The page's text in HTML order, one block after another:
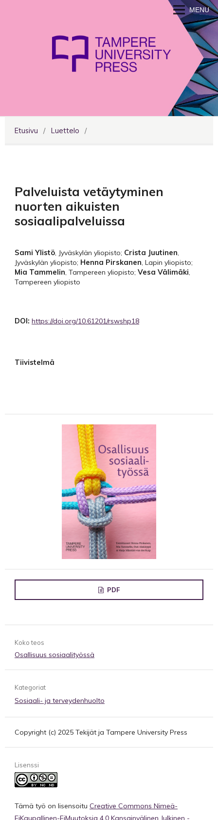
MENU
Etusivu / Luettelo /
Palveluista vetäytyminen
nuorten aikuisten
sosiaalipalveluissa
Sami Ylistö, Jyväskylän yliopisto; Crista Juutinen,
Jyväskylän yliopisto; Henna Pirskanen, Lapin yliopisto;
Mia Tammelin, Tampereen yliopisto; Vesa Välimäki,
Tampereen yliopisto
DOI: https://doi.org/10.61201/rswshp18
Tiivistelmä
PDF
Koko teos
Osallisuus sosiaalityössä
Kategoriat
Sosiaali- ja terveydenhuolto
Copyright (c) 2025 Tekijät ja Tampere University Press
Lisenssi
Tämä työ on lisensoitu Creative Commons Nimeä-
EiKaupallinen-EiMuutoksia 4.0 Kansainvälinen Julkinen -